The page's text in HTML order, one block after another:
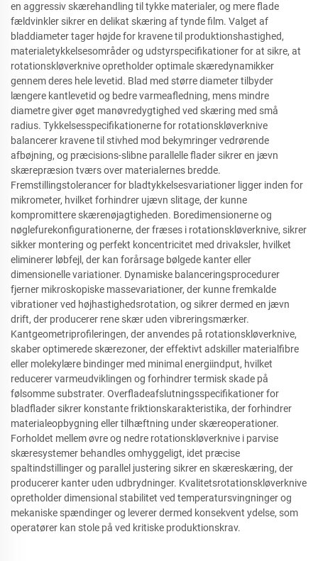
en aggressiv skærehandling til tykke materialer, og mere flade
fældvinkler sikrer en delikat skæring af tynde film. Valget af
bladdiameter tager højde for kravene til produktionshastighed,
materialetykkelsesområder og udstyrspecifikationer for at sikre, at
rotationskløverknive opretholder optimale skæredynamikker
gennem deres hele levetid. Blad med større diameter tilbyder
længere kantlevetid og bedre varmeafledning, mens mindre
diametre giver øget manøvredygtighed ved skæring med små
radius. Tykkelsesspecifikationerne for rotationskløverknive
balancerer kravene til stivhed mod bekymringer vedrørende
afbøjning, og præcisions-slibne parallelle flader sikrer en jævn
skærepræsion tværs over materialernes bredde.
Fremstillingstolerancer for bladtykkelsesvariationer ligger inden for
mikrometer, hvilket forhindrer ujævn slitage, der kunne
kompromittere skærenøjagtigheden. Boredimensionerne og
nøglefurekonfigurationerne, der fræses i rotationskløverknive, sikrer
sikker montering og perfekt koncentricitet med drivaksler, hvilket
eliminerer løbfejl, der kan forårsage bølgede kanter eller
dimensionelle variationer. Dynamiske balanceringsprocedurer
fjerner mikroskopiske massevariationer, der kunne fremkalde
vibrationer ved højhastighedsrotation, og sikrer dermed en jævn
drift, der producerer rene skær uden vibreringsmærker.
Kantgeometriprofileringen, der anvendes på rotationskløverknive,
skaber optimerede skærezoner, der effektivt adskiller materialfibre
eller molekylære bindinger med minimal energiindput, hvilket
reducerer varmeudviklingen og forhindrer termisk skade på
følsomme substrater. Overfladeafslutningsspecifikationer for
bladflader sikrer konstante friktionskarakteristika, der forhindrer
materialeopbygning eller tilhæftning under skæreoperationer.
Forholdet mellem øvre og nedre rotationskløverknive i parvise
skæresystemer behandles omhyggeligt, idet præcise
spaltindstillinger og parallel justering sikrer en skæreskæring, der
producerer kanter uden udbrydninger. Kvalitetsrotationskløverknive
opretholder dimensional stabilitet ved temperatursvingninger og
mekaniske spændinger og leverer dermed konsekvent ydelse, som
operatører kan stole på ved kritiske produktionskrav.